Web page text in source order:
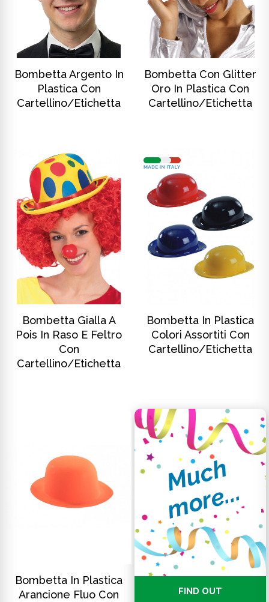
Bombetta Argento In
Plastica Con
Cartellino/etichetta
Bombetta Con Glitter
Oro In Plastica Con
Cartellino/etichetta
Bombetta Gialla A
Pois In Raso E Feltro
Con
Cartellino/etichetta
Bombetta In Plastica
Colori Assortiti Con
Cartellino/etichetta
Bombetta In Plastica
Arancione Fluo Con
M
u
c
h
m
o
r
e
.
.
.
FIND OUT